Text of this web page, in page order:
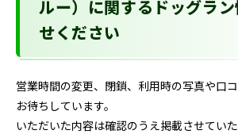
ルー）に関するドッグラ
せください
営業時間の変更、閉鎖、利用時の写真や口
お待ちしています。
いただいた内容は確認のうえ掲載させていた